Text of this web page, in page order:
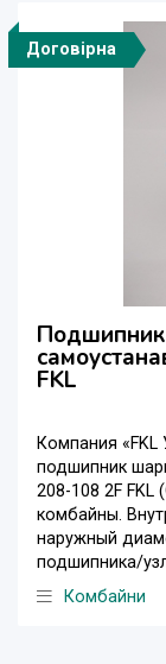
Договірна
FKL
Компания «FKL
подшипник
208-108 2F
комбайны.
наружный
подшипника/
Комбайни